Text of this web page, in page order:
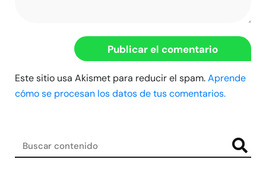
Este sitio usa Akismet para reducir el spam.Aprende
cómo se procesan los datos de tus comentarios.